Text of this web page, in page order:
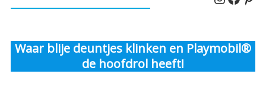
Waar blije deuntjes klinken en Playmobil®
de hoofdrol heeft!